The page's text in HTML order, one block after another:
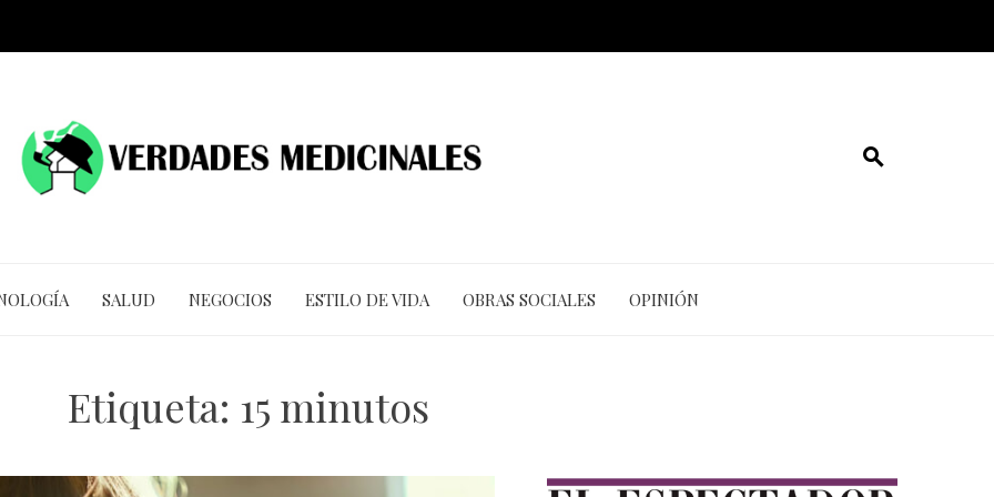
SALUD NEGOCIOS ESTILO DE VIDA OBRAS SOCIALES OPINIÓN
Etiqueta: 15 minutos